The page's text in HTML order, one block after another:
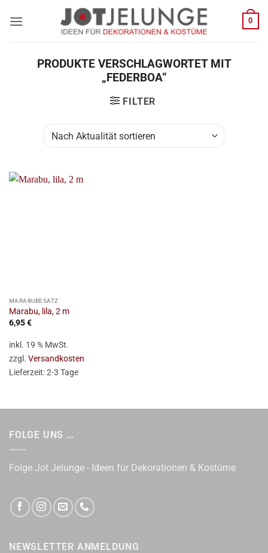
Inhalt
0
PRODUKTE VERSCHLAGWORTET MIT
„FEDERBOA“
FILTER
MARABUBESATZ
Marabu, lila, 2 m
6,95€
inkl. 19 % MwSt.
zzgl. Versandkosten
Lieferzeit:2-3 Tage
FOLGE UNS …
Folge Jot Jelunge - Ideen für Dekorationen & Kostüme
NEWSLETTER ANMELDUNG